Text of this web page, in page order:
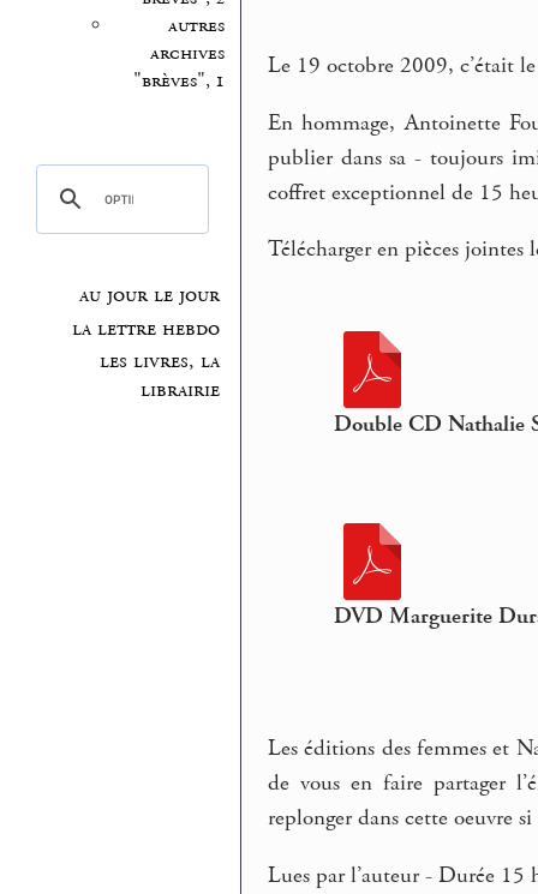
autres
archives
"brèves", 1
au jour le jour
la lettre hebdo
les livres, la
librairie
Le 19 octobre 2009, c’était
En hommage, Antoinette
publier dans sa - toujours
coffret exceptionnel de 15
Télécharger en pièces jointes
Double CD Nathalie
DVD Marguerite
Les éditions des femmes et
de vous en faire partager
replonger dans cette oeuvre
Lues par l’auteur - Durée 15